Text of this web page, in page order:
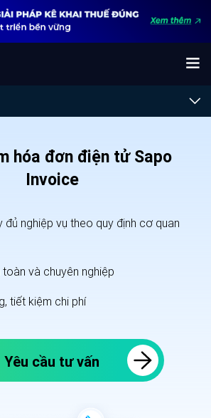
hóa đơn điện tử Sapo
Invoice
nghiệp vụ theo quy định cơ quan
toàn và chuyên nghiệp
tiết kiệm chi phí
Yêu cầu tư vấn